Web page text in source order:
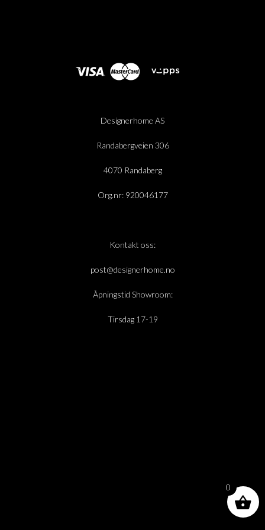
Designerhome AS
Randabergveien 306
4070 Randaberg
Org.nr: 920046177
Kontakt oss:
post@designerhome.no
Åpningstid Showroom:
Tirsdag 17-19
0